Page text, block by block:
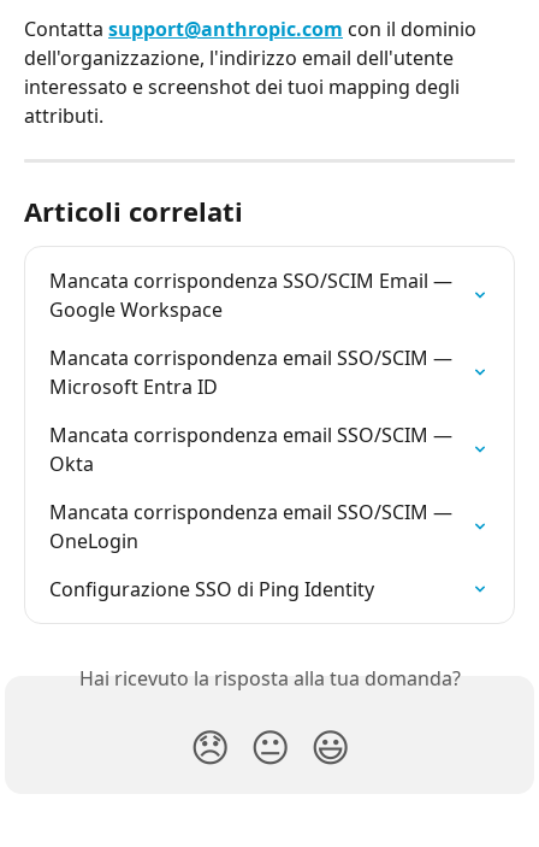
Contatta support@anthropic.com con il dominio
dell'organizzazione, l'indirizzo email dell'utente
interessato e screenshot dei tuoi mapping degli
attributi.
Articoli correlati
Mancata corrispondenza SSO/SCIM Email —
Google Workspace
Mancata corrispondenza email SSO/SCIM —
Microsoft Entra ID
Mancata corrispondenza email SSO/SCIM —
Okta
Mancata corrispondenza email SSO/SCIM —
OneLogin
Configurazione SSO di Ping Identity
Hai ricevuto la risposta alla tua domanda?
😞 😐 😃